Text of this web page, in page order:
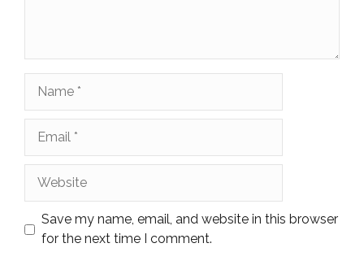
Save my name, email, and website in this browser
for the next time I comment.